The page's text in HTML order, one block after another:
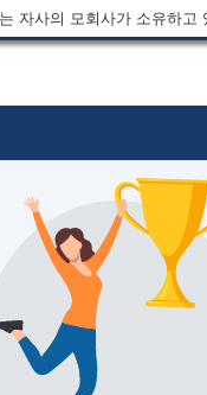
자사의 모회사가 소유하고